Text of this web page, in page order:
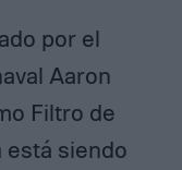
por el
Aaron
Filtro de
está siendo